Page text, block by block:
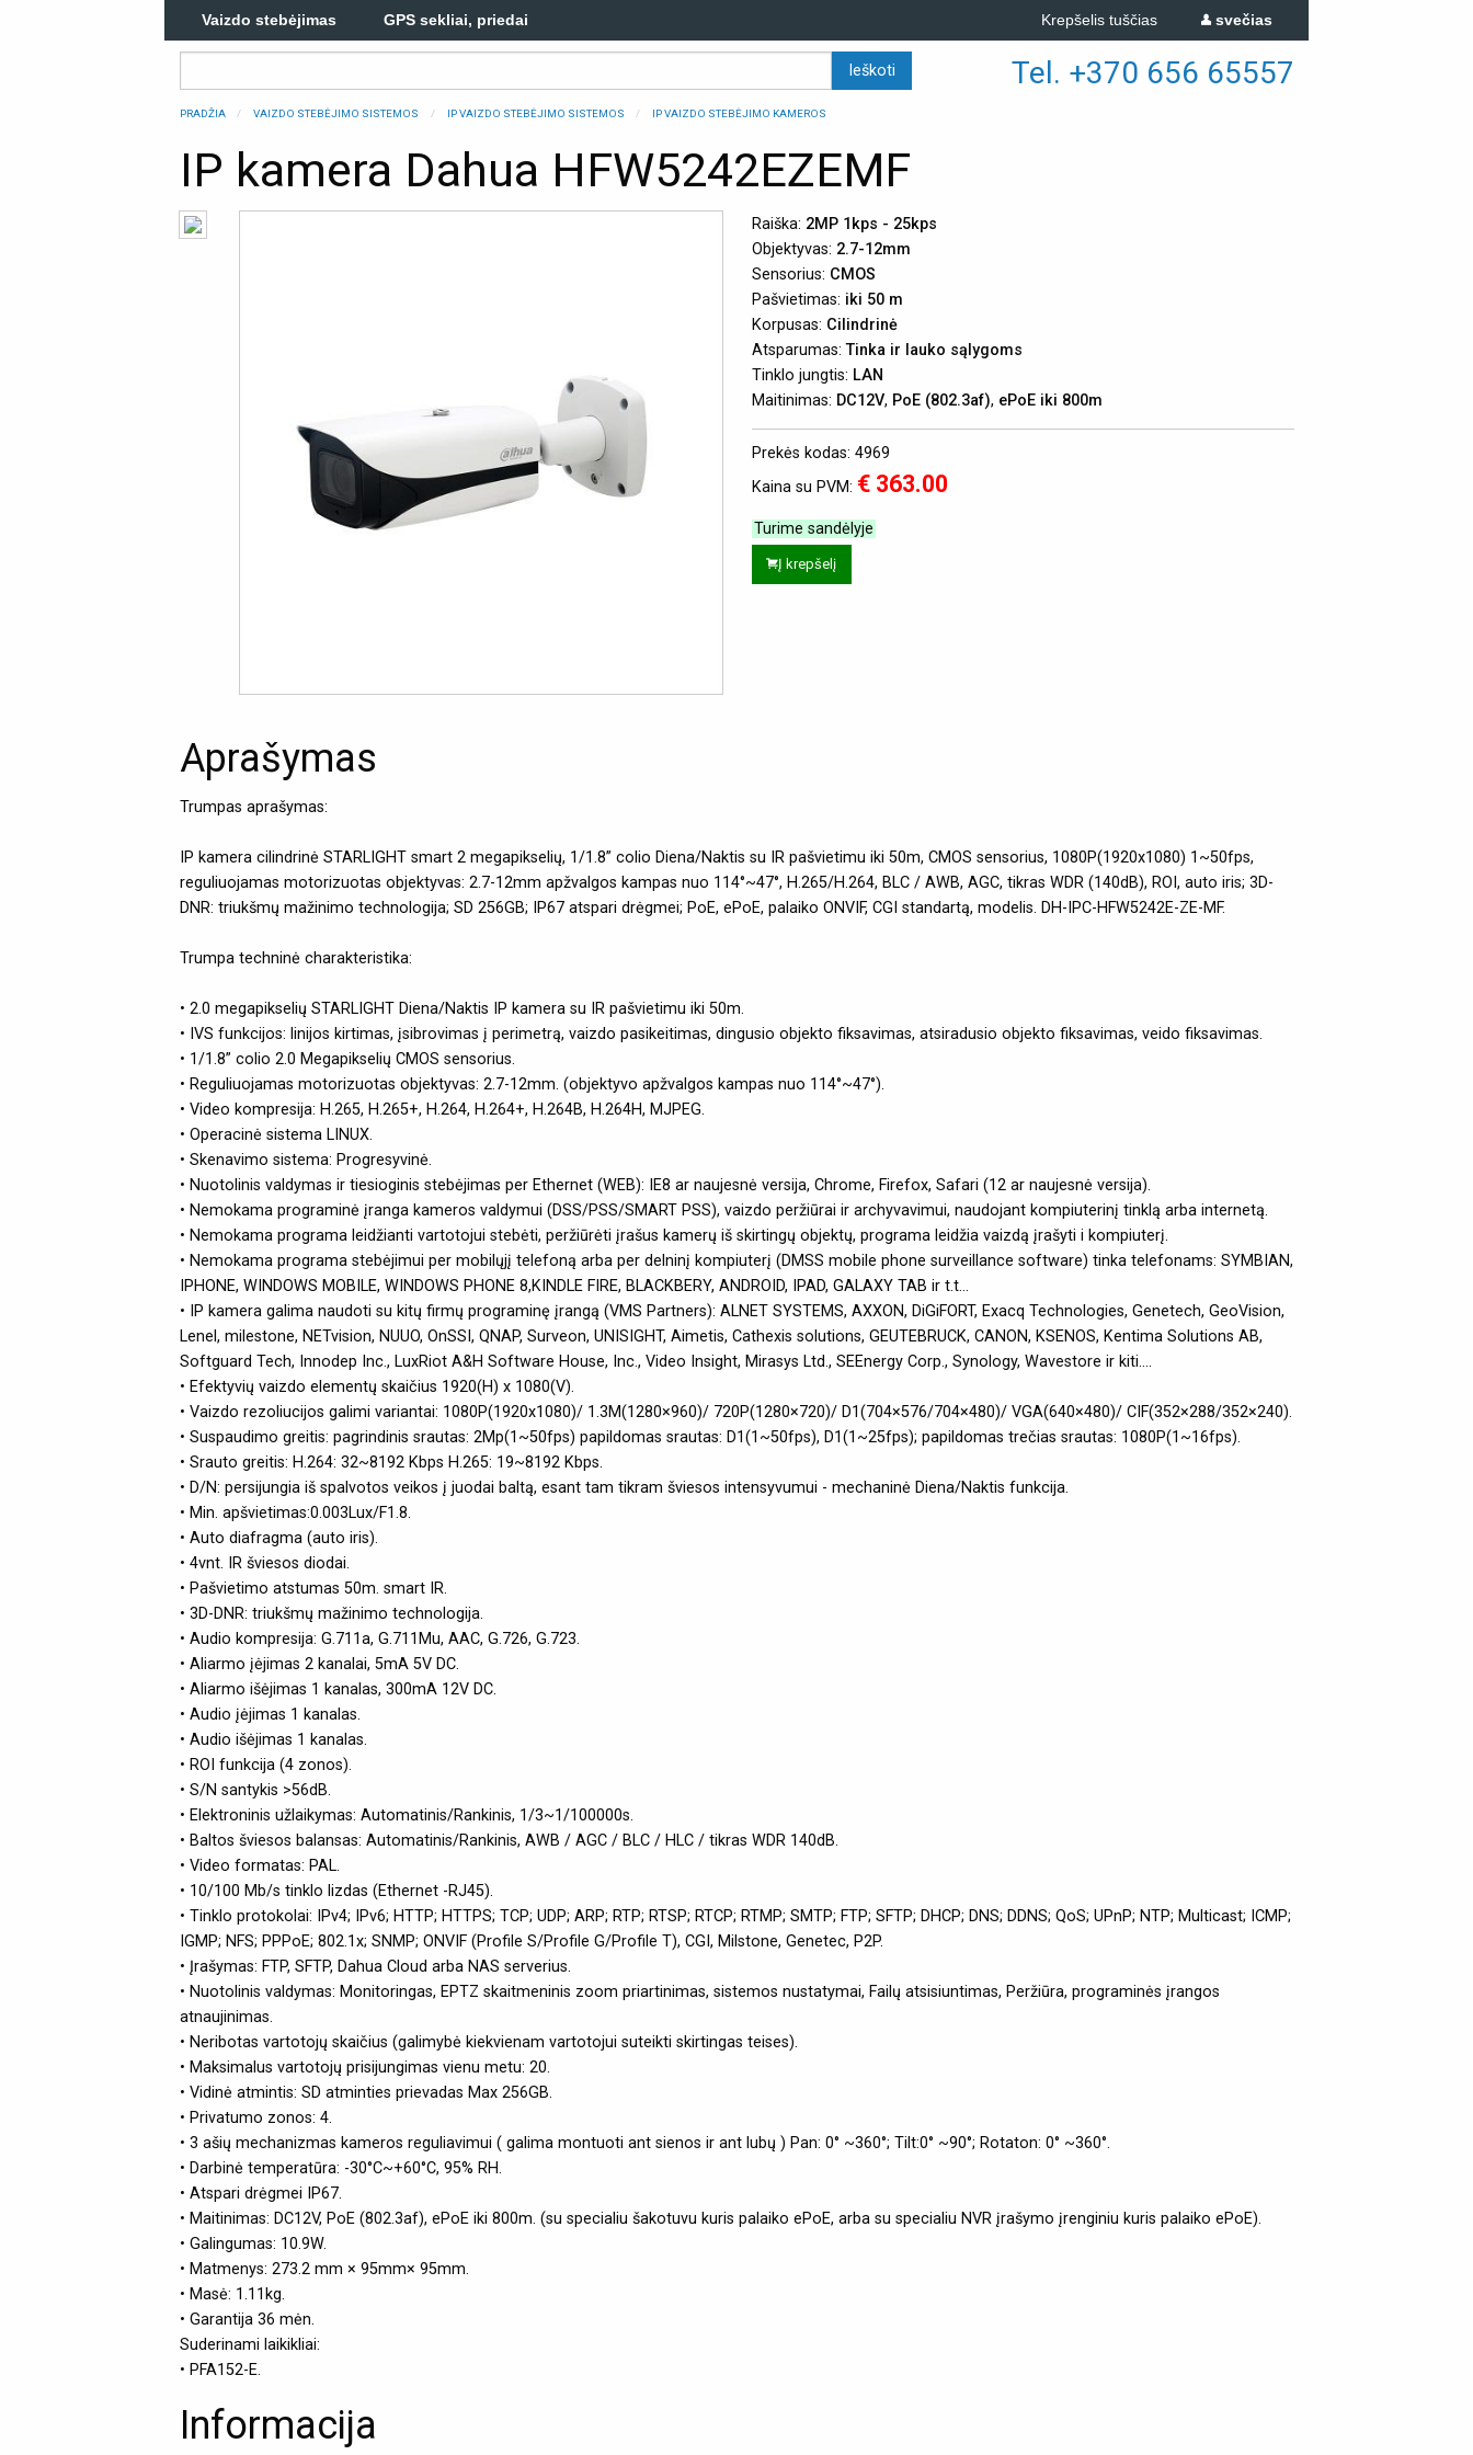
Vaizdo stebėjimas GPS sekliai, priedai svečias
Krepšelis tuščias
Tel. +370 656 65557
PRADŽIA VAIZDO STEBĖJIMO SISTEMOS IP VAIZDO STEBĖJIMO SISTEMOS IP VAIZDO STEBĖJIMO KAMEROS
IP kamera Dahua HFW5242EZEMF
Raiška: 2MP 1kps - 25kps
Objektyvas: 2.7-12mm
Sensorius: CMOS
Pašvietimas: iki 50 m
Korpusas: Cilindrinė
Atsparumas:Tinka ir lauko sąlygoms
Tinklo jungtis: LAN
Maitinimas: DC12V, PoE (802.3af), ePoE iki 800m
Prekės kodas: 4969
Kaina su PVM: € 363.00
Turime sandėlyje
Į krepšelį
Aprašymas
Trumpas aprašymas:
IP kamera cilindrinė STARLIGHT smart 2 megapikselių, 1/1.8” colio Diena/Naktis su IR pašvietimu iki 50m, CMOS sensorius, 1080P(1920x1080) 1~50fps,
reguliuojamas motorizuotas objektyvas: 2.7-12mm apžvalgos kampas nuo 114°~47°, H.265/H.264, BLC / AWB, AGC, tikras WDR (140dB), ROI, auto iris; 3D-
DNR: triukšmų mažinimo technologija; SD 256GB; IP67 atspari drėgmei; PoE, ePoE, palaiko ONVIF, CGI standartą, modelis. DH-IPC-HFW5242E-ZE-MF.
Trumpa techninė charakteristika:
• 2.0 megapikselių STARLIGHT Diena/Naktis IP kamera su IR pašvietimu iki 50m.
• IVS funkcijos: linijos kirtimas, įsibrovimas į perimetrą, vaizdo pasikeitimas, dingusio objekto fiksavimas, atsiradusio objekto fiksavimas, veido fiksavimas.
• 1/1.8” colio 2.0 Megapikselių CMOS sensorius.
• Reguliuojamas motorizuotas objektyvas: 2.7-12mm. (objektyvo apžvalgos kampas nuo 114°~47°).
• Video kompresija: H.265, H.265+, H.264, H.264+, H.264B, H.264H, MJPEG.
• Operacinė sistema LINUX.
• Skenavimo sistema: Progresyvinė.
• Nuotolinis valdymas ir tiesioginis stebėjimas per Ethernet (WEB): IE8 ar naujesnė versija, Chrome, Firefox, Safari (12 ar naujesnė versija).
• Nemokama programinė įranga kameros valdymui (DSS/PSS/SMART PSS), vaizdo peržiūrai ir archyvavimui, naudojant kompiuterinį tinklą arba internetą.
• Nemokama programa leidžianti vartotojui stebėti, peržiūrėti įrašus kamerų iš skirtingų objektų, programa leidžia vaizdą įrašyti i kompiuterį.
• Nemokama programa stebėjimui per mobilųjį telefoną arba per delninį kompiuterį (DMSS mobile phone surveillance software) tinka telefonams: SYMBIAN,
IPHONE, WINDOWS MOBILE, WINDOWS PHONE 8,KINDLE FIRE, BLACKBERY, ANDROID, IPAD, GALAXY TAB ir t.t...
• IP kamera galima naudoti su kitų firmų programinę įrangą (VMS Partners): ALNET SYSTEMS, AXXON, DiGiFORT, Exacq Technologies, Genetech, GeoVision,
Lenel, milestone, NETvision, NUUO, OnSSI, QNAP, Surveon, UNISIGHT, Aimetis, Cathexis solutions, GEUTEBRUCK, CANON, KSENOS, Kentima Solutions AB,
Softguard Tech, Innodep Inc., LuxRiot A&H Software House, Inc., Video Insight, Mirasys Ltd., SEEnergy Corp., Synology, Wavestore ir kiti....
• Efektyvių vaizdo elementų skaičius 1920(H) x 1080(V).
• Vaizdo rezoliucijos galimi variantai: 1080P(1920x1080)/ 1.3M(1280×960)/ 720P(1280×720)/ D1(704×576/704×480)/ VGA(640×480)/ CIF(352×288/352×240).
• Suspaudimo greitis: pagrindinis srautas: 2Mp(1~50fps) papildomas srautas: D1(1~50fps), D1(1~25fps); papildomas trečias srautas: 1080P(1~16fps).
• Srauto greitis: H.264: 32~8192 Kbps H.265: 19~8192 Kbps.
• D/N: persijungia iš spalvotos veikos į juodai baltą, esant tam tikram šviesos intensyvumui - mechaninė Diena/Naktis funkcija.
• Min. apšvietimas:0.003Lux/F1.8.
• Auto diafragma (auto iris).
• 4vnt. IR šviesos diodai.
• Pašvietimo atstumas 50m. smart IR.
• 3D-DNR: triukšmų mažinimo technologija.
• Audio kompresija: G.711a, G.711Mu, AAC, G.726, G.723.
• Aliarmo įėjimas 2 kanalai, 5mA 5V DC.
• Aliarmo išėjimas 1 kanalas, 300mA 12V DC.
• Audio įėjimas 1 kanalas.
• Audio išėjimas 1 kanalas.
• ROI funkcija (4 zonos).
• S/N santykis >56dB.
• Elektroninis užlaikymas: Automatinis/Rankinis, 1/3~1/100000s.
• Baltos šviesos balansas: Automatinis/Rankinis, AWB / AGC / BLC / HLC / tikras WDR 140dB.
• Video formatas: PAL.
• 10/100 Mb/s tinklo lizdas (Ethernet -RJ45).
• Tinklo protokolai: IPv4; IPv6; HTTP; HTTPS; TCP; UDP; ARP; RTP; RTSP; RTCP; RTMP; SMTP; FTP; SFTP; DHCP; DNS; DDNS; QoS; UPnP; NTP; Multicast; ICMP;
IGMP; NFS; PPPoE; 802.1x; SNMP; ONVIF (Profile S/Profile G/Profile T), CGI, Milstone, Genetec, P2P.
• Įrašymas: FTP, SFTP, Dahua Cloud arba NAS serverius.
• Nuotolinis valdymas: Monitoringas, EPTZ skaitmeninis zoom priartinimas, sistemos nustatymai, Failų atsisiuntimas, Peržiūra, programinės įrangos
atnaujinimas.
• Neribotas vartotojų skaičius (galimybė kiekvienam vartotojui suteikti skirtingas teises).
• Maksimalus vartotojų prisijungimas vienu metu: 20.
• Vidinė atmintis: SD atminties prievadas Max 256GB.
• Privatumo zonos: 4.
• 3 ašių mechanizmas kameros reguliavimui ( galima montuoti ant sienos ir ant lubų ) Pan: 0° ~360°; Tilt:0° ~90°; Rotaton: 0° ~360°.
• Darbinė temperatūra: -30°C~+60°C, 95% RH.
• Atspari drėgmei IP67.
• Maitinimas: DC12V, PoE (802.3af), ePoE iki 800m. (su specialiu šakotuvu kuris palaiko ePoE, arba su specialiu NVR įrašymo įrenginiu kuris palaiko ePoE).
• Galingumas: 10.9W.
• Matmenys: 273.2 mm × 95mm× 95mm.
• Masė: 1.11kg.
• Garantija 36 mėn.
Suderinami laikikliai:
• PFA152-E.
Informacija